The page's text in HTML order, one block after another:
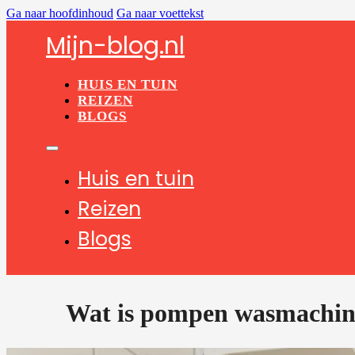
Ga naar hoofdinhoud Ga naar voettekst
Mijn-blog.nl
HUIS EN TUIN
REIZEN
BLOGS
Huis en tuin
Reizen
Blogs
Wat is pompen